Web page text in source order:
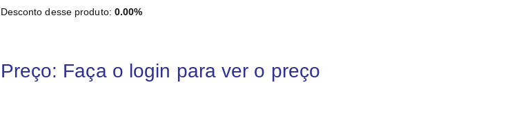
Desconto desse produto: 0.00%
Preço: Faça o login para ver o preço